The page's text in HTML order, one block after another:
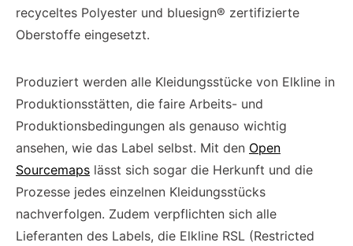
recyceltes Polyester und bluesign® zertifizierte
Oberstoffe eingesetzt.
Produziert werden alle Kleidungsstücke von Elkline in
Produktionsstätten, die faire Arbeits- und
Produktionsbedingungen als genauso wichtig
ansehen, wie das Label selbst. Mit den Open
Sourcemaps lässt sich sogar die Herkunft und die
Prozesse jedes einzelnen Kleidungsstücks
nachverfolgen. Zudem verpflichten sich alle
Lieferanten des Labels, die Elkline RSL (Restricted